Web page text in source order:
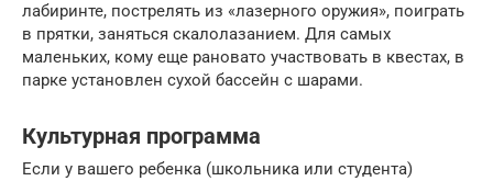
лабиринте, пострелять из «лазерного оружия», поиграть
в прятки, заняться скалолазанием. Для самых
маленьких, кому еще рановато участвовать в квестах, в
парке установлен сухой бассейн с шарами.
Культурная программа
Если у вашего ребенка (школьника или студента)